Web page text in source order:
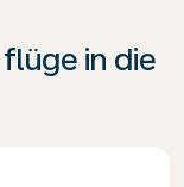
in die